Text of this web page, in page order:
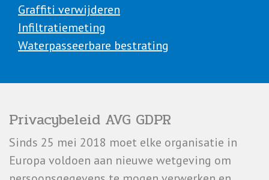
Graffiti verwijderen
Infiltratiemeting
Waterpasseerbare bestrating
Privacybeleid AVG GDPR
Sinds 25 mei 2018 moet elke organisatie in
Europa voldoen aan nieuwe wetgeving om